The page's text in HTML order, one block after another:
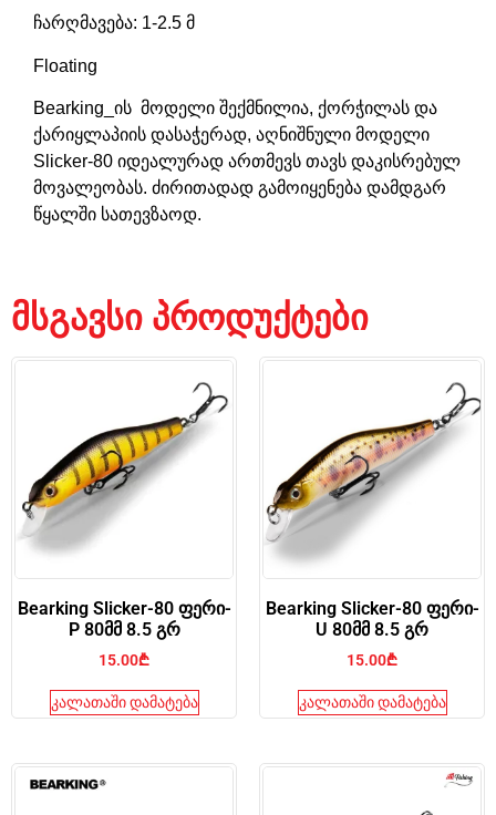
ჩარღმავება: 1-2.5 მ
Floating
Bearking_ის მოდელი შექმნილია, ქორჭილას და
ქარიყლაპიის დასაჭერად, აღნიშნული მოდელი
Slicker-80 იდეალურად ართმევს თავს დაკისრებულ
მოვალეობას. ძირითადად გამოიყენება დამდგარ
წყალში სათევზაოდ.
მსგავსი პროდუქტები
Bearking Slicker-80 ფერი-
P 80მმ 8.5 გრ
15.00₾
კალათაში დამატება
Bearking Slicker-80 ფერი-
U 80მმ 8.5 გრ
15.00₾
კალათაში დამატება